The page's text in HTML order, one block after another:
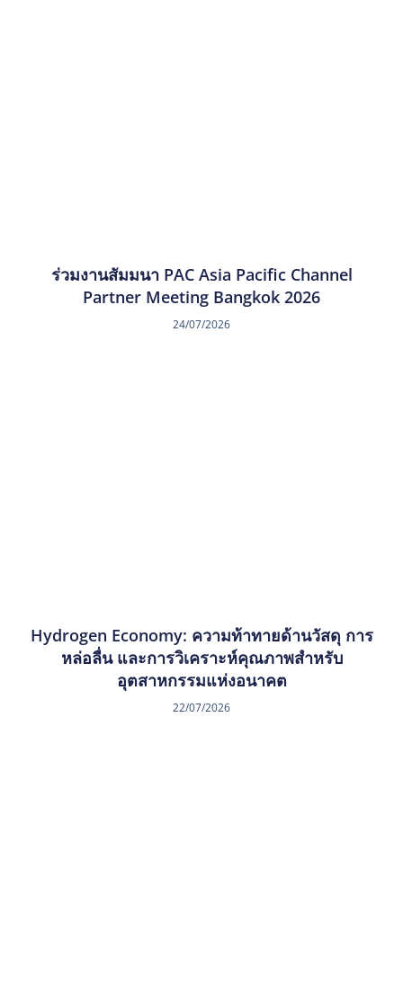
ร่วมงานสัมมนา PAC Asia Pacific Channel
Partner Meeting Bangkok 2026
24/07/2026
Hydrogen Economy: ความท้าทายด้านวัสดุ การ
หล่อลื่น และการวิเคราะห์คุณภาพสำหรับ
อุตสาหกรรมแห่งอนาคต
22/07/2026